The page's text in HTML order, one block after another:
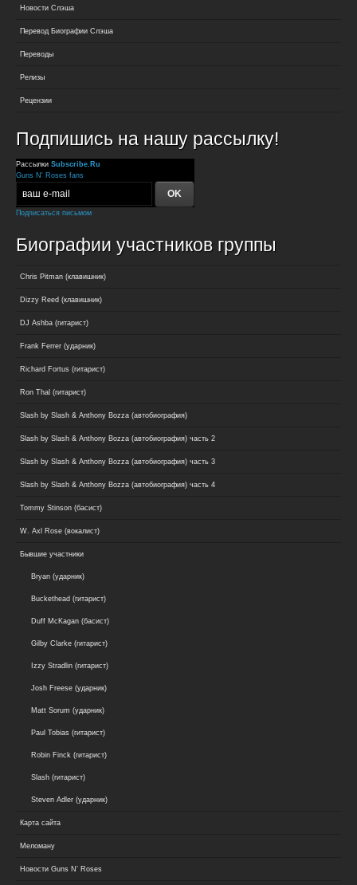
Новости Слэша
Перевод Биографии Слэша
Переводы
Релизы
Рецензии
Подпишись на нашу рассылку!
Рассылки Subscribe.Ru
Guns N' Roses fans
Подписаться письмом
Биографии участников группы
Chris Pitman (клавишник)
Dizzy Reed (клавишник)
DJ Ashba (гитарист)
Frank Ferrer (ударник)
Richard Fortus (гитарист)
Ron Thal (гитарист)
Slash by Slash & Anthony Bozza (автобиография)
Slash by Slash & Anthony Bozza (автобиография) часть 2
Slash by Slash & Anthony Bozza (автобиография) часть 3
Slash by Slash & Anthony Bozza (автобиография) часть 4
Tommy Stinson (басист)
W. Axl Rose (вокалист)
Бывшие участники
Bryan (ударник)
Buckethead (гитарист)
Duff McKagan (басист)
Gilby Clarke (гитарист)
Izzy Stradlin (гитарист)
Josh Freese (ударник)
Matt Sorum (ударник)
Paul Tobias (гитарист)
Robin Finck (гитарист)
Slash (гитарист)
Steven Adler (ударник)
Карта сайта
Меломану
Новости Guns N’ Roses